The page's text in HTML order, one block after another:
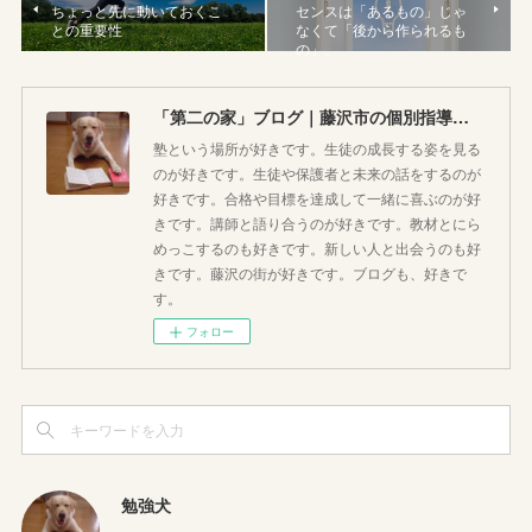
ちょっと先に動いておくこ
との重要性
センスは「あるもの」じゃ
なくて「後から作られるも
の」。
「第二の家」ブログ｜藤沢市の個別指導塾のお話
塾という場所が好きです。生徒の成長する姿を見る
のが好きです。生徒や保護者と未来の話をするのが
好きです。合格や目標を達成して一緒に喜ぶのが好
きです。講師と語り合うのが好きです。教材とにら
めっこするのも好きです。新しい人と出会うのも好
きです。藤沢の街が好きです。ブログも、好きで
す。
フォロー
勉強犬